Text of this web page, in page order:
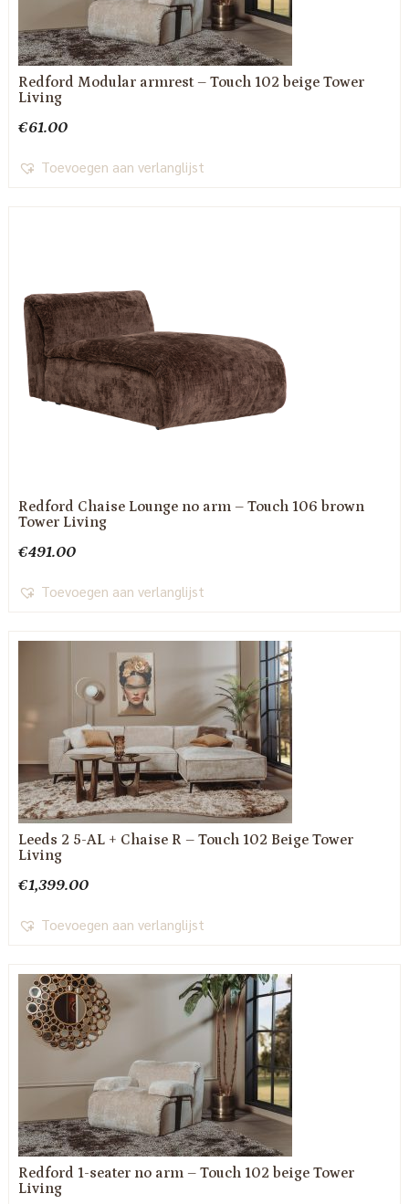
Redford Modular armrest – Touch 102 beige Tower
Living
€61.00
Toevoegen aan verlanglijst
Redford Chaise Lounge no arm – Touch 106 brown
Tower Living
€491.00
Toevoegen aan verlanglijst
Leeds 2 5-AL + Chaise R – Touch 102 Beige Tower
Living
€1,399.00
Toevoegen aan verlanglijst
Redford 1-seater no arm – Touch 102 beige Tower
Living